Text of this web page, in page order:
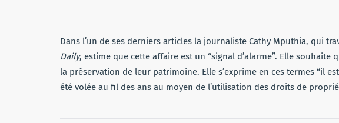
Dans l’un de ses derniers articles la journaliste Cathy Mputhia, qui
Daily, estime que cette affaire est un “signal d’alarme”. Elle
la préservation de leur patrimoine. Elle s’exprime en ces termes “il
été volée au fil des ans au moyen de l’utilisation des droits de